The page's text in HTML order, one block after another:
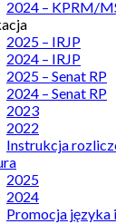
2024 – KPRM/
2025 – IRJP
2024 – IRJP
2025 – Senat RP
2024 – Senat RP
2023
2022
Instrukcja
2025
2024
Promocja języka